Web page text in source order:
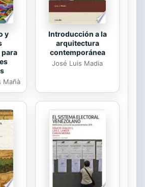
Alguien ha está...
y
Mañà
Introducción a la
arquitectura
contemporánea
José Luis Madia